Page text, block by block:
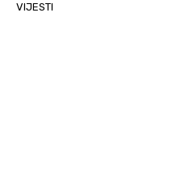
VIJESTI